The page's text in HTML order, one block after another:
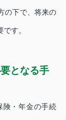
の下で、将来の
す。
となる手
険・年金の手続